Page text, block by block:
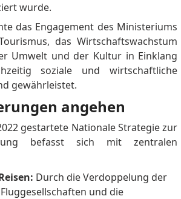
wurde.
das Engagement des Ministeriums
das Wirtschaftswachstum
Umwelt und der Kultur in Einklang
soziale und wirtschaftliche
gewährleistet.
angehen
gestartete Nationale Strategie zur
befasst sich mit zentralen
Durch die Verdoppelung der
und die